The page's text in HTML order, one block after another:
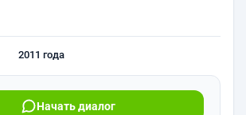
2011 года
Начать диалог